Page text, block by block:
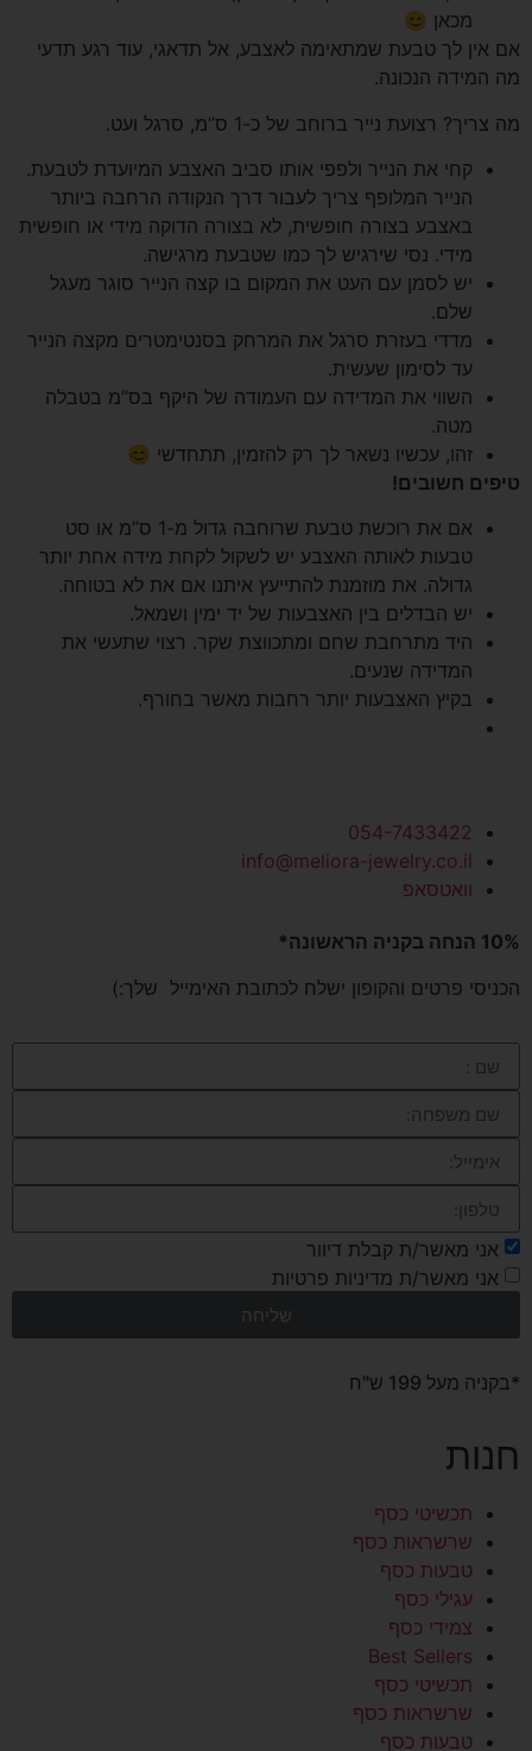
מכאן 😊
אם אין לך טבעת שמתאימה לאצבע, אל תדאגי, עוד רגע תדעי
מה המידה הנכונה.
מה צריך? רצועת נייר ברוחב של כ-1 ס”מ, סרגל ועט.
קחי את הנייר ולפפי אותו סביב האצבע המיועדת לטבעת.
הנייר המלופף צריך לעבור דרך הנקודה הרחבה ביותר
באצבע בצורה חופשית, לא בצורה הדוקה מידי או חופשית
מידי. נסי שירגיש לך כמו שטבעת מרגישה.
יש לסמן עם העט את המקום בו קצה הנייר סוגר מעגל
שלם.
מדדי בעזרת סרגל את המרחק בסנטימטרים מקצה הנייר
עד לסימון שעשית.
השווי את המדידה עם העמודה של היקף בס”מ בטבלה
מטה.
זהו, עכשיו נשאר לך רק להזמין, תתחדשי 😊
טיפים חשובים!
אם את רוכשת טבעת שרוחבה גדול מ-1 ס”מ או סט
טבעות לאותה האצבע יש לשקול לקחת מידה אחת יותר
גדולה. את מוזמנת להתייעץ איתנו אם את לא בטוחה.
יש הבדלים בין האצבעות של יד ימין ושמאל.
היד מתרחבת שחם ומתכווצת שקר. רצוי שתעשי את
המדידה שנעים.
בקיץ האצבעות יותר רחבות מאשר בחורף.
חנות
תכשיטי כסף
שרשראות כסף
טבעות כסף
עגילי כסף
צמידי כסף
Best Sellers
תכשיטי כסף
שרשראות כסף
טבעות כסף
054-7433422
info@meliora-jewelry.co.il
וואטסאפ
10% הנחה בקניה הראשונה*
הכניסי פרטים והקופון ישלח לכתובת האימייל שלך:)
אני מאשר/ת קבלת דיוור
אני מאשר/ת מדיניות פרטיות
שליחה
*בקניה מעל 199 ש"ח